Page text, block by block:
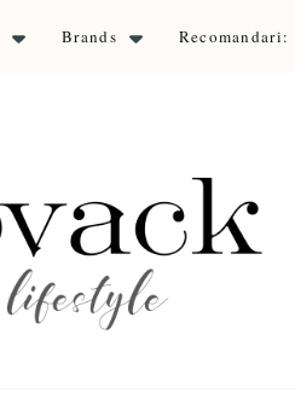
Brands Recomandari: